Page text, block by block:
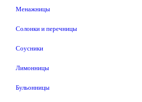
Менажницы
Солонки и перечницы
Соусники
Лимонницы
Бульонницы